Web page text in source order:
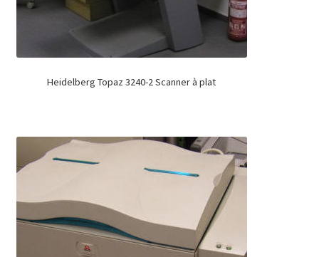
Heidelberg Topaz 3240-2 Scanner à plat